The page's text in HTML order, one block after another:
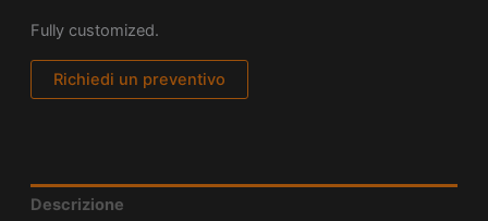
Fully customized.
Richiedi un preventivo
Descrizione